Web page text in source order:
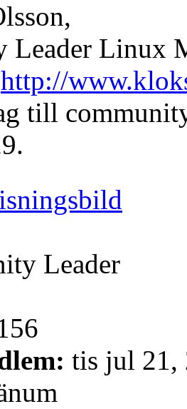
Leader Linux
http://
till
Leader
tis jul 21,